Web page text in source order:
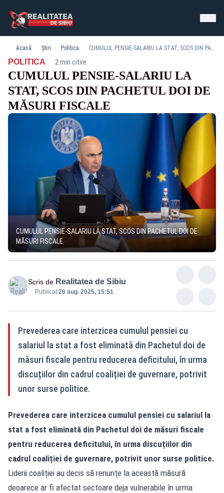
Acasă Știri Politica CUMULUL PENSIE-SALARIU LA STAT, SCOS DIN PACHETUL DOI DE MĂSURI FISCALE
POLITICA· 2 min citire
CUMULUL PENSIE-SALARIU LA
STAT, SCOS DIN PACHETUL DOI DE
MĂSURI FISCALE
CUMULUL PENSIE-SALARIU LA STAT, SCOS DIN PACHETUL DOI DE
MĂSURI FISCALE
Scris de Realitatea de Sibiu
Publicat:26 aug. 2025, 15:51
Prevederea care interzicea cumulul pensiei cu
salariul la stat a fost eliminată din Pachetul doi de
măsuri fiscale pentru reducerea deficitului, în urma
discuțiilor din cadrul coaliției de guvernare, potrivit
unor surse politice.
Prevederea care interzicea cumulul pensiei cu salariul la
stat a fost eliminată din Pachetul doi de măsuri fiscale
pentru reducerea deficitului, în urma discuțiilor din
cadrul coaliției de guvernare, potrivit unor surse politice.
Liderii coaliției au decis să renunțe la această măsură
deoarece ar fi afectat sectoare deja vulnerabile în urma